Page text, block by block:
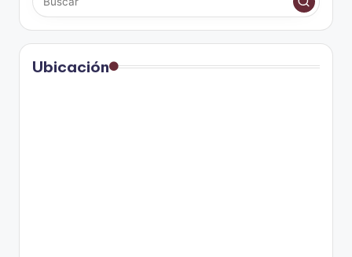
Ubicación